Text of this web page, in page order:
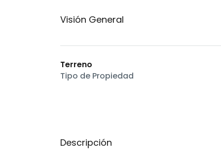
Visión General
Terreno
Tipo de Propiedad
Descripción